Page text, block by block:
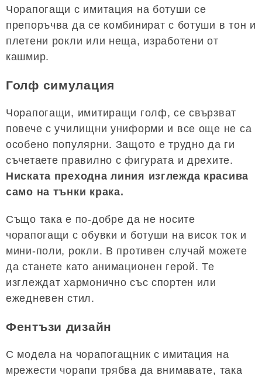
Чорапогащи с имитация на ботуши се
препоръчва да се комбинират с ботуши в тон и
плетени рокли или неща, изработени от
кашмир.
Голф симулация
Чорапогащи, имитиращи голф, се свързват
повече с училищни униформи и все още не са
особено популярни. Защото е трудно да ги
съчетаете правилно с фигурата и дрехите.
Ниската преходна линия изглежда красива
само на тънки крака.
Също така е по-добре да не носите
чорапогащи с обувки и ботуши на висок ток и
мини-поли, рокли. В противен случай можете
да станете като анимационен герой. Те
изглеждат хармонично със спортен или
ежедневен стил.
Фентъзи дизайн
С модела на чорапогащник с имитация на
мрежести чорапи трябва да внимавате, така